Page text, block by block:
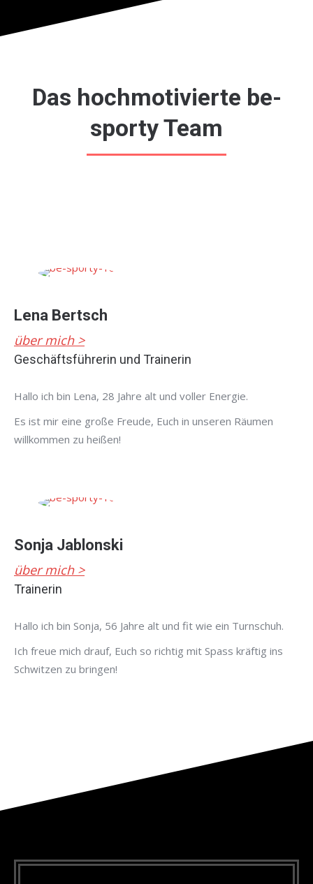
Das hochmotivierte be-
sporty Team
Lena Bertsch
über mich >
Geschäftsführerin und Trainerin
Hallo ich bin Lena, 28 Jahre alt und voller Energie.
Es ist mir eine große Freude, Euch in unseren Räumen
willkommen zu heißen!
Sonja Jablonski
über mich >
Trainerin
Hallo ich bin Sonja, 56 Jahre alt und fit wie ein Turnschuh.
Ich freue mich drauf, Euch so richtig mit Spass kräftig ins
Schwitzen zu bringen!